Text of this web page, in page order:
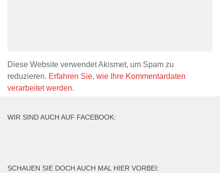
Diese Website verwendet Akismet, um Spam zu
reduzieren. Erfahren Sie, wie Ihre Kommentardaten
verarbeitet werden.
WIR SIND AUCH AUF FACEBOOK:
SCHAUEN SIE DOCH AUCH MAL HIER VORBEI: